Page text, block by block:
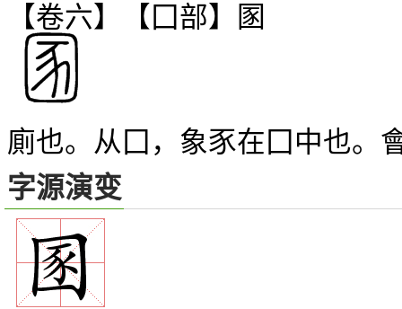
【卷六】【囗部】 圂
廁也。从囗，象豕在囗中也。
字源演变